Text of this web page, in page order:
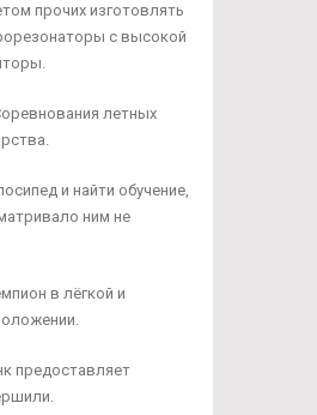
прочих изготовлять
с высокой
летных
и найти обучение,
ним не
в лёгкой и
предоставляет